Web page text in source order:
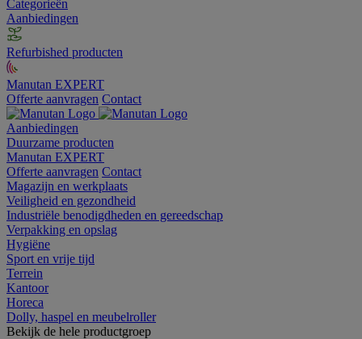
Categorieën
Aanbiedingen
Refurbished producten
Manutan EXPERT
Offerte aanvragen Contact
Aanbiedingen
Duurzame producten
Manutan EXPERT
Offerte aanvragen Contact
Magazijn en werkplaats
Veiligheid en gezondheid
Industriële benodigdheden en gereedschap
Verpakking en opslag
Hygiëne
Sport en vrije tijd
Terrein
Kantoor
Horeca
Dolly, haspel en meubelroller
Bekijk de hele productgroep